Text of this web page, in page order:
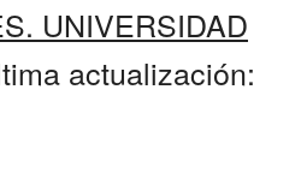
UNIVERSIDAD
actualización: